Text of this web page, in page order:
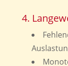
4.